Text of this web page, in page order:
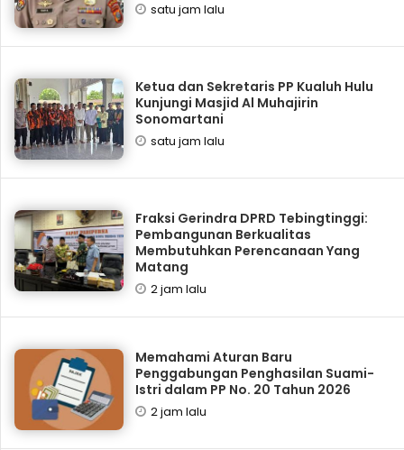
satu jam lalu
Ketua dan Sekretaris PP Kualuh Hulu
Kunjungi Masjid Al Muhajirin
Sonomartani
satu jam lalu
Fraksi Gerindra DPRD Tebingtinggi:
Pembangunan Berkualitas
Membutuhkan Perencanaan Yang
Matang
2 jam lalu
Memahami Aturan Baru
Penggabungan Penghasilan Suami-
Istri dalam PP No. 20 Tahun 2026
2 jam lalu